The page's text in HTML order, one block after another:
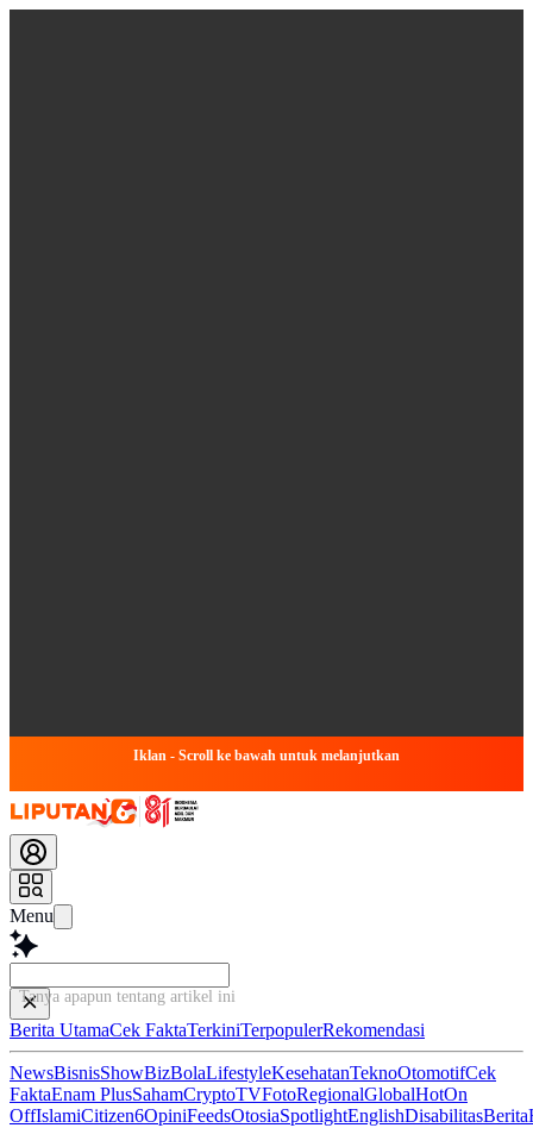
Iklan - Scroll ke bawah untuk melanjutkan
Menu
Tanya apapun tentang artikel ini...
Berita UtamaCek FaktaTerkiniTerpopulerRekomendasi
NewsBisnisShowBizBolaLifestyleKesehatanTeknoOtomotifCek
FaktaEnam PlusSahamCryptoTVFotoRegionalGlobalHotOn
OffIslamiCitizen6OpiniFeedsOtosiaSpotlightEnglishDisabilitasBerita